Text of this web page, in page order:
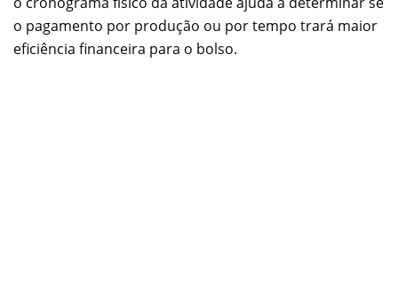
o pagamento por produção ou por tempo trará maior
eficiência financeira para o bolso.